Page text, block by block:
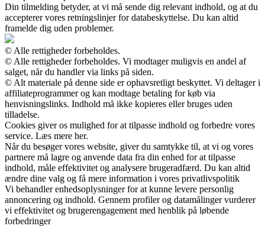
Din tilmelding betyder, at vi må sende dig relevant indhold, og at du
accepterer vores retningslinjer for databeskyttelse. Du kan altid
framelde dig uden problemer.
© Alle rettigheder forbeholdes.
© Alle rettigheder forbeholdes. Vi modtager muligvis en andel af
salget, når du handler via links på siden.
© Alt materiale på denne side er ophavsretligt beskyttet. Vi deltager i
affiliateprogrammer og kan modtage betaling for køb via
henvisningslinks. Indhold må ikke kopieres eller bruges uden
tilladelse.
Cookies giver os mulighed for at tilpasse indhold og forbedre vores
service. Læs mere her.
Når du besøger vores website, giver du samtykke til, at vi og vores
partnere må lagre og anvende data fra din enhed for at tilpasse
indhold, måle effektivitet og analysere brugeradfærd. Du kan altid
ændre dine valg og få mere information i vores privatlivspolitik
Vi behandler enhedsoplysninger for at kunne levere personlig
annoncering og indhold. Gennem profiler og datamålinger vurderer
vi effektivitet og brugerengagement med henblik på løbende
forbedringer